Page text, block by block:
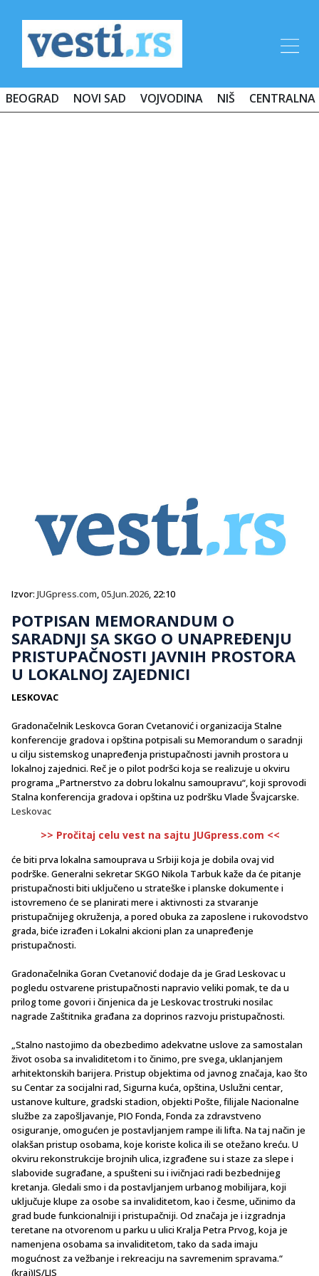
BEOGRAD NOVI SAD VOJVODINA NIŠ CENTRALNA
Izvor: JUGpress.com,05.Jun.2026, 22:10
POTPISAN MEMORANDUM O
SARADNJI SA SKGO O UNAPREĐENJU
PRISTUPAČNOSTI JAVNIH PROSTORA
U LOKALNOJ ZAJEDNICI
LESKOVAC
Gradonačelnik Leskovca Goran Cvetanović i organizacija Stalne
konferencije gradova i opština potpisali su Memorandum o saradnji
u cilju sistemskog unapređenja pristupačnosti javnih prostora u
lokalnoj zajednici. Reč je o pilot podršci koja se realizuje u okviru
programa „Partnerstvo za dobru lokalnu samoupravu“, koji sprovodi
Stalna konferencija gradova i opština uz podršku Vlade Švajcarske.
Leskovac
>> Pročitaj celu vest na sajtu JUGpress.com <<
će biti prva lokalna samouprava u Srbiji koja je dobila ovaj vid
podrške. Generalni sekretar SKGO Nikola Tarbuk kaže da će pitanje
pristupačnosti biti uključeno u strateške i planske dokumente i
istovremeno će se planirati mere i aktivnosti za stvaranje
pristupačnijeg okruženja, a pored obuka za zaposlene i rukovodstvo
grada, biće izrađen i Lokalni akcioni plan za unapređenje
pristupačnosti.
Gradonačelnika Goran Cvetanović dodaje da je Grad Leskovac u
pogledu ostvarene pristupačnosti napravio veliki pomak, te da u
prilog tome govori i činjenica da je Leskovac trostruki nosilac
nagrade Zaštitnika građana za doprinos razvoju pristupačnosti.
„Stalno nastojimo da obezbedimo adekvatne uslove za samostalan
život osoba sa invaliditetom i to činimo, pre svega, uklanjanjem
arhitektonskih barijera. Pristup objektima od javnog značaja, kao što
su Centar za socijalni rad, Sigurna kuća, opština, Uslužni centar,
ustanove kulture, gradski stadion, objekti Pošte, filijale Nacionalne
službe za zapošljavanje, PIO Fonda, Fonda za zdravstveno
osiguranje, omogućen je postavljanjem rampe ili lifta. Na taj način je
olakšan pristup osobama, koje koriste kolica ili se otežano kreću. U
okviru rekonstrukcije brojnih ulica, izgrađene su i staze za slepe i
slabovide sugrađane, a spušteni su i ivičnjaci radi bezbednijeg
kretanja. Gledali smo i da postavljanjem urbanog mobilijara, koji
uključuje klupe za osobe sa invaliditetom, kao i česme, učinimo da
grad bude funkcionalniji i pristupačniji. Od značaja je i izgradnja
teretane na otvorenom u parku u ulici Kralja Petra Prvog, koja je
namenjena osobama sa invaliditetom, tako da sada imaju
mogućnost za vežbanje i rekreaciju na savremenim spravama.“
(kraj)IS/LJS